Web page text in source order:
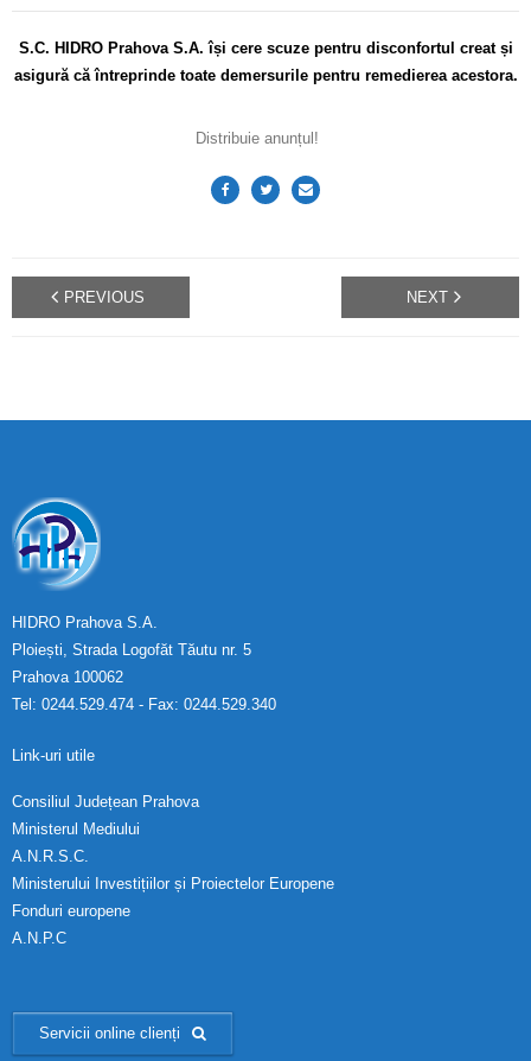
S.C. HIDRO Prahova S.A. își cere scuze pentru disconfortul creat și
asigură că întreprinde toate demersurile pentru remedierea acestora.
Distribuie anunțul!
PREVIOUS NEXT
HIDRO Prahova S.A.
Ploiești, Strada Logofăt Tăutu nr. 5
Prahova 100062
Tel: 0244.529.474 - Fax: 0244.529.340
Link-uri utile
Consiliul Județean Prahova
Ministerul Mediului
A.N.R.S.C.
Ministerului Investițiilor și Proiectelor Europene
Fonduri europene
A.N.P.C
Servicii online clienți